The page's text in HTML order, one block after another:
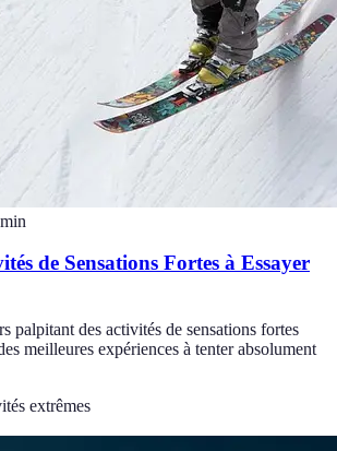
min
de Sensations Fortes à Essayer
palpitant des activités de sensations fortes
meilleures expériences à tenter absolument
extrêmes